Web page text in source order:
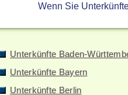
Wenn Sie
Unterkünfte Baden-
Unterkünfte Bayern
Unterkünfte Berlin